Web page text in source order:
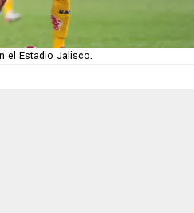
el Estadio Jalisco.